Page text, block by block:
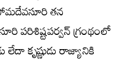
తన
పరిశిష్టపర్వన్ గ్రంథంలో
లేదా కృష్ణుడు రాజ్యానికి